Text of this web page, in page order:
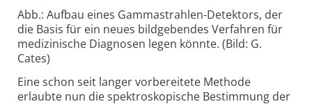
Abb.: Aufbau eines Gammastrahlen-Detektors, der
die Basis für ein neues bildgebendes Verfahren für
medizinische Diagnosen legen könnte. (Bild: G.
Cates)
Eine schon seit langer vorbereitete Methode
erlaubte nun die spektroskopische Bestimmung der